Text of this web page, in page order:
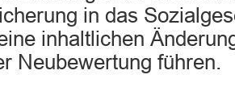
in das
inhaltlichen
Neubewertung führen.